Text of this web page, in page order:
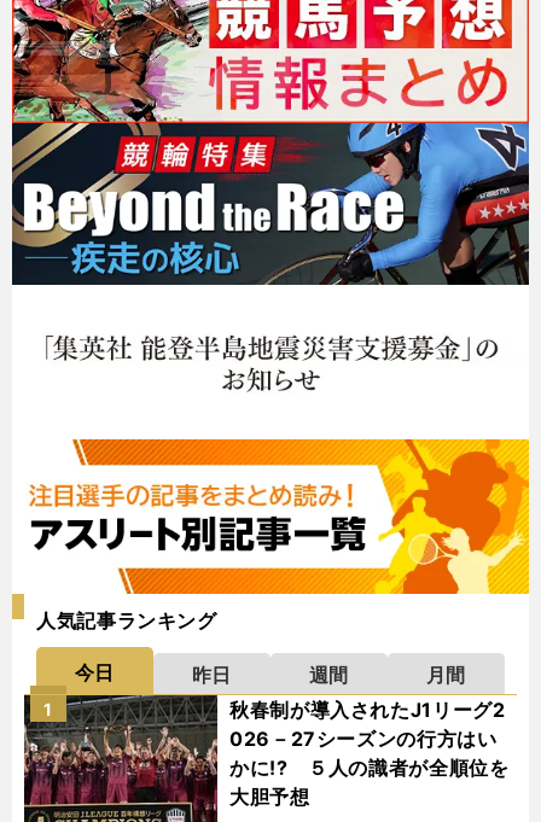
人気記事ランキング
今日 昨日 週間
月間
秋春制が導入されたJ1リーグ2
026－27シーズンの行方はい
かに!? ５人の識者が全順位を
大胆予想
1